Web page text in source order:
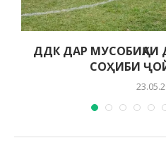
ДДК ДАР
СОҲИБИ